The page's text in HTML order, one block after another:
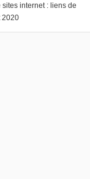
internet : liens de
2020